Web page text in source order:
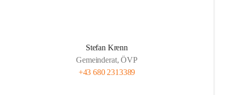
Stefan Krenn
Gemeinderat, ÖVP
+43 680 2313389